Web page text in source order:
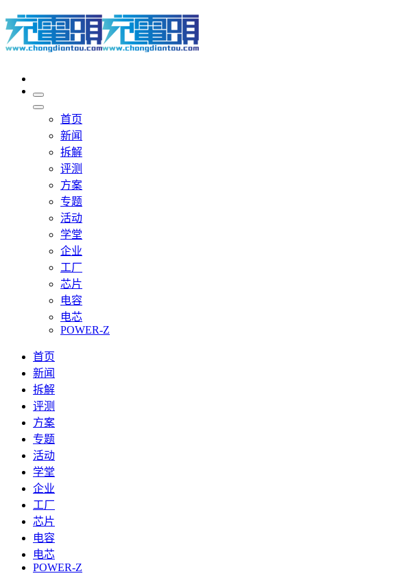
首页
新闻
拆解
评测
方案
专题
活动
学堂
企业
工厂
芯片
电容
电芯
POWER-Z
首页
新闻
拆解
评测
方案
专题
活动
学堂
企业
工厂
芯片
电容
电芯
POWER-Z